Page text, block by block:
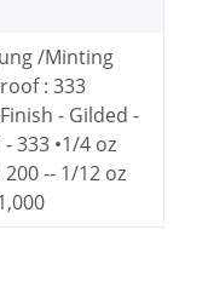
/Minting
: 333
- Gilded -
333 •1/4 oz
200 -- 1/12 oz